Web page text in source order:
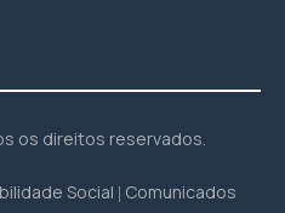
os direitos reservados.
Social Comunicados